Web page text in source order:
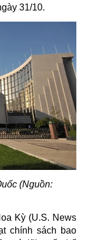
31/10.
(Nguồn:
Kỳ (U.S. News
chính sách bao